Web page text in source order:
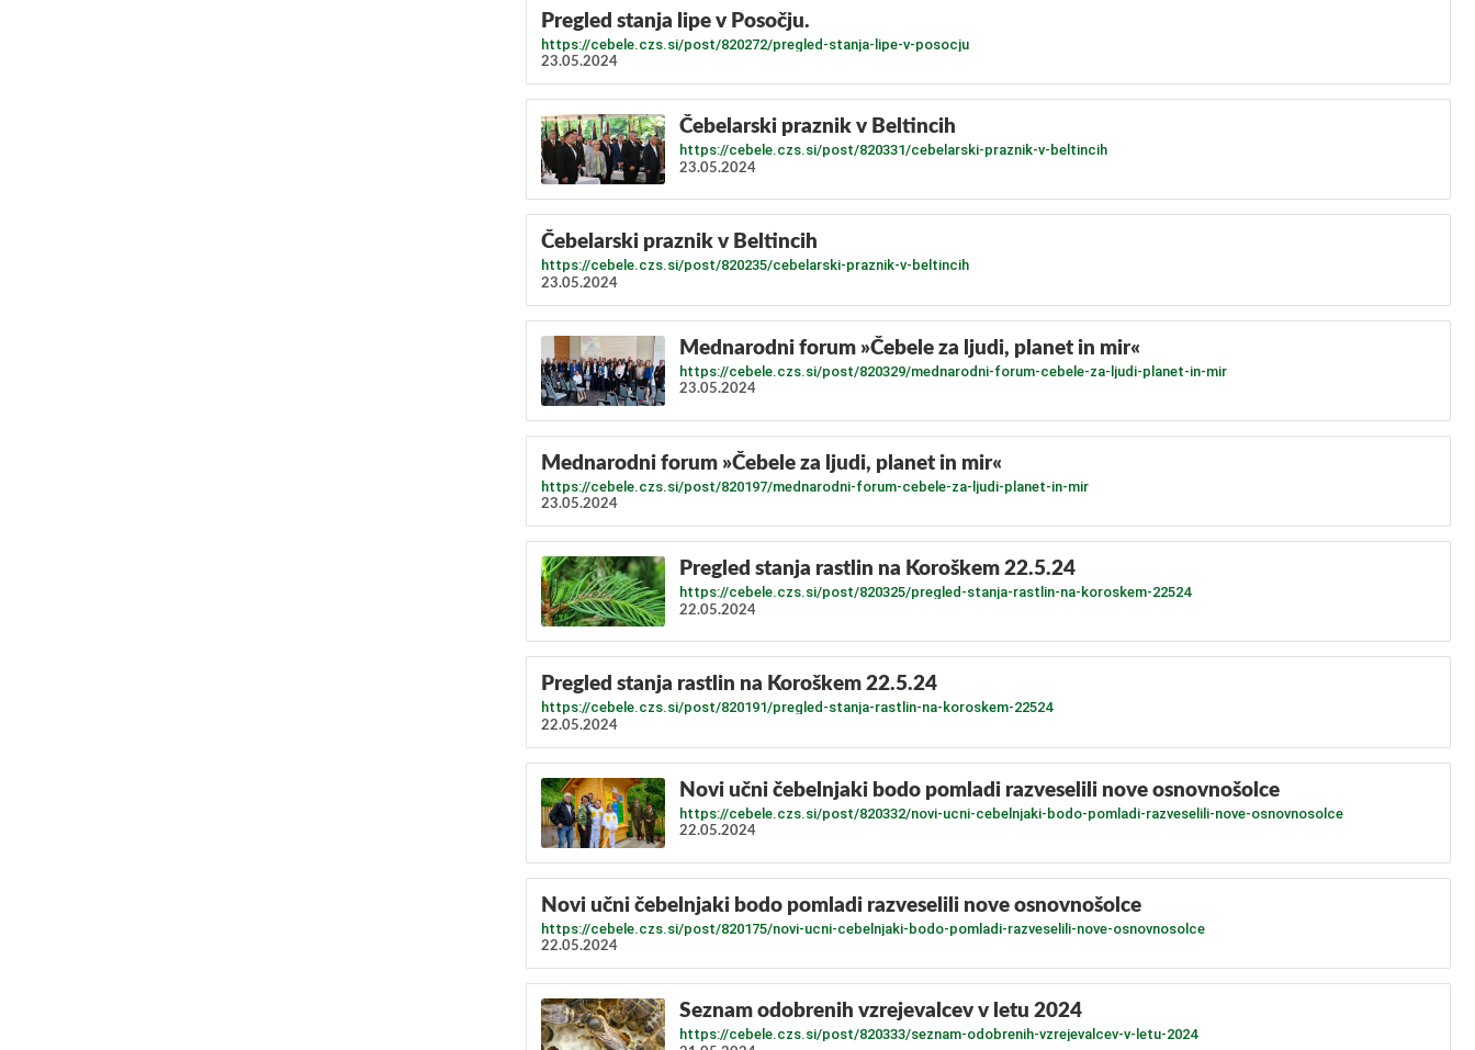
​Pregled stanja lipe v Posočju.
https://cebele.czs.si/post/820272/pregled-stanja-lipe-v-posocju
23.05.2024
Čebelarski praznik v Beltincih
https://cebele.czs.si/post/820331/cebelarski-praznik-v-beltincih
23.05.2024
Čebelarski praznik v Beltincih
https://cebele.czs.si/post/820235/cebelarski-praznik-v-beltincih
23.05.2024
Mednarodni forum »Čebele za ljudi, planet in mir«
https://cebele.czs.si/post/820329/mednarodni-forum-cebele-za-ljudi-planet-in-mir
23.05.2024
Mednarodni forum »Čebele za ljudi, planet in mir«
https://cebele.czs.si/post/820197/mednarodni-forum-cebele-za-ljudi-planet-in-mir
23.05.2024
Pregled stanja rastlin na Koroškem 22.5.24
https://cebele.czs.si/post/820325/pregled-stanja-rastlin-na-koroskem-22524
22.05.2024
Pregled stanja rastlin na Koroškem 22.5.24
https://cebele.czs.si/post/820191/pregled-stanja-rastlin-na-koroskem-22524
22.05.2024
Novi učni čebelnjaki bodo pomladi razveselili nove osnovnošolce
https://cebele.czs.si/post/820332/novi-ucni-cebelnjaki-bodo-pomladi-razveselili-nove-osnovnosolce
22.05.2024
Novi učni čebelnjaki bodo pomladi razveselili nove osnovnošolce
https://cebele.czs.si/post/820175/novi-ucni-cebelnjaki-bodo-pomladi-razveselili-nove-osnovnosolce
22.05.2024
Seznam odobrenih vzrejevalcev v letu 2024
https://cebele.czs.si/post/820333/seznam-odobrenih-vzrejevalcev-v-letu-2024